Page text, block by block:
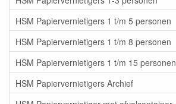
HSM Papiervernietigers 1 t/m 5 personen
HSM Papiervernietigers 1 t/m 8 personen
HSM Papiervernietigers 1 t/m 15 personen
HSM Papiervernietigers Archief